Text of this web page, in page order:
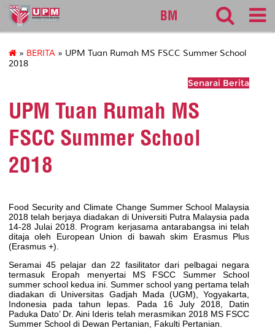
sgs
BM
» BERITA » UPM Tuan Rumah MS FSCC Summer School
2018
Senarai Berita
UPM Tuan Rumah MS
FSCC Summer School
2018
Food Security and Climate Change Summer School Malaysia
2018 telah berjaya diadakan di Universiti Putra Malaysia pada
14-28 Julai 2018. Program kerjasama antarabangsa ini telah
ditaja oleh European Union di bawah skim Erasmus Plus
(Erasmus +).
Seramai 45 pelajar dan 22 fasilitator dari pelbagai negara
termasuk Eropah menyertai MS FSCC Summer School
summer school kedua ini. Summer school yang pertama telah
diadakan di Universitas Gadjah Mada (UGM), Yogyakarta,
Indonesia pada tahun lepas. Pada 16 July 2018, Datin
Paduka Dato’ Dr. Aini Ideris telah merasmikan 2018 MS FSCC
Summer School di Dewan Pertanian, Fakulti Pertanian.